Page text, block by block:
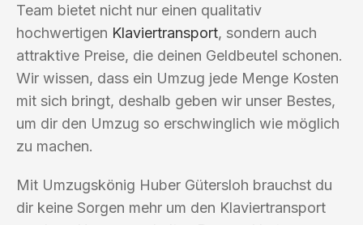
Team bietet nicht nur einen qualitativ
hochwertigen Klaviertransport, sondern auch
attraktive Preise, die deinen Geldbeutel schonen.
Wir wissen, dass ein Umzug jede Menge Kosten
mit sich bringt, deshalb geben wir unser Bestes,
um dir den Umzug so erschwinglich wie möglich
zu machen.
Mit Umzugskönig Huber Gütersloh brauchst du
dir keine Sorgen mehr um den Klaviertransport